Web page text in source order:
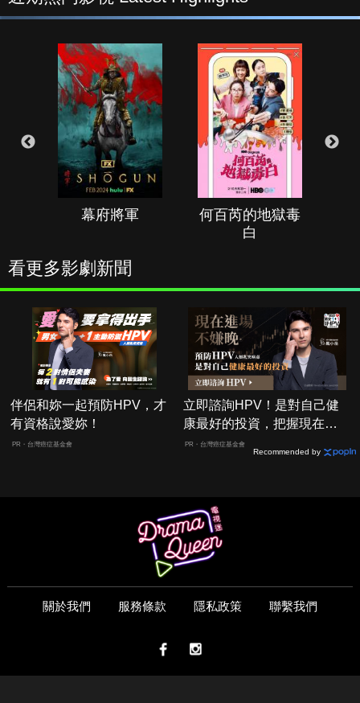
幕府將軍
何百芮的地獄毒
白
看更多影劇新聞
伴侶和妳一起預防HPV，才
有資格說愛妳！
PR・台灣癌症基金會
立即諮詢HPV！是對自己健
康最好的投資，把握現在不
嫌晚！
PR・台灣癌症基金會
Recommended by
關於我們 服務條款 隱私政策 聯繫我們